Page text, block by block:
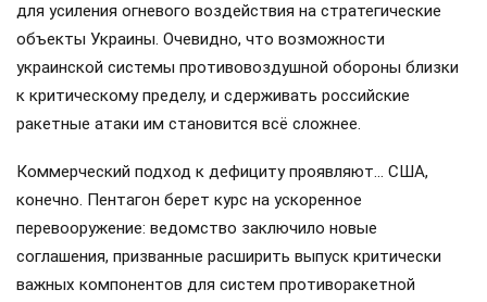
для усиления огневого воздействия на стратегические
объекты Украины. Очевидно, что возможности
украинской системы противовоздушной обороны близки
к критическому пределу, и сдерживать российские
ракетные атаки им становится всё сложнее.
Коммерческий подход к дефициту проявляют… США,
конечно. Пентагон берет курс на ускоренное
перевооружение: ведомство заключило новые
соглашения, призванные расширить выпуск критически
важных компонентов для систем противоракетной